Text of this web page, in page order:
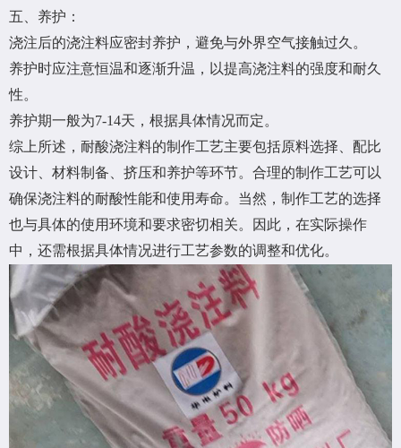
五、养护：
浇注后的浇注料应密封养护，避免与外界空气接触过久。
养护时应注意恒温和逐渐升温，以提高浇注料的强度和耐久
性。
养护期一般为7-14天，根据具体情况而定。
综上所述，耐酸浇注料的制作工艺主要包括原料选择、配比
设计、材料制备、挤压和养护等环节。合理的制作工艺可以
确保浇注料的耐酸性能和使用寿命。当然，制作工艺的选择
也与具体的使用环境和要求密切相关。因此，在实际操作
中，还需根据具体情况进行工艺参数的调整和优化。